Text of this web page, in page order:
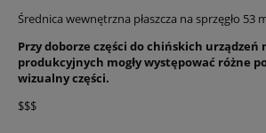
Średnica wewnętrzna płaszcza na sprzęgło 53
Przy doborze części do chińskich
produkcyjnych mogły występować różne
wizualny części.
$$$